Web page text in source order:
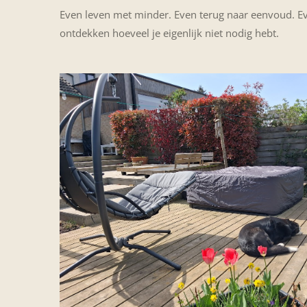
Even leven met minder. Even terug naar eenvoud.
ontdekken hoeveel je eigenlijk niet nodig hebt.